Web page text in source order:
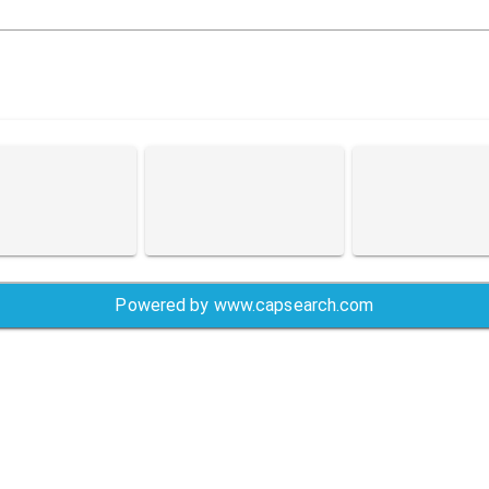
Powered by www.capsearch.com